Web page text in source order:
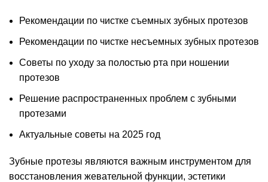
Рекомендации по чистке съемных зубных протезов
Рекомендации по чистке несъемных зубных протезов
Советы по уходу за полостью рта при ношении
протезов
Решение распространенных проблем с зубными
протезами
Актуальные советы на 2025 год
Зубные протезы являются важным инструментом для
восстановления жевательной функции, эстетики